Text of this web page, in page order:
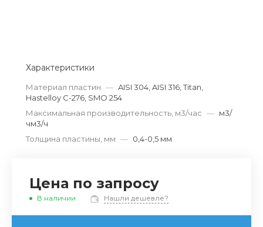
Характеристики
Материал пластин — AISI 304, AISI 316, Titan,
Hastelloy C-276, SMO 254
Максимальная производительность, м3/час — м3/
чм3/ч
Толщина пластины, мм — 0,4-0,5 мм
Цена по запросу
В наличии Нашли дешевле?